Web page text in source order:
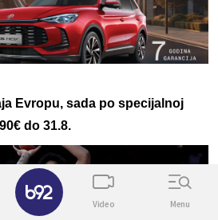
Evropu, sada po specijalnoj
do 31.8.
Video Menu
✕